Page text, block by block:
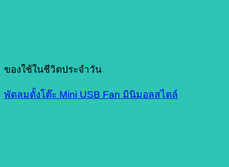
ของใช้ในชีวิตประจำวัน
พัดลมตั้งโต๊ะ Mini USB Fan มินิมอลสไตล์